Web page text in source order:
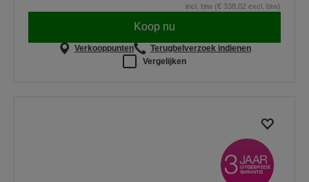
incl. btw (€ 338,02 excl. btw)
Koop nu
Verkooppunten
Terugbelverzoek indienen
Vergelijken